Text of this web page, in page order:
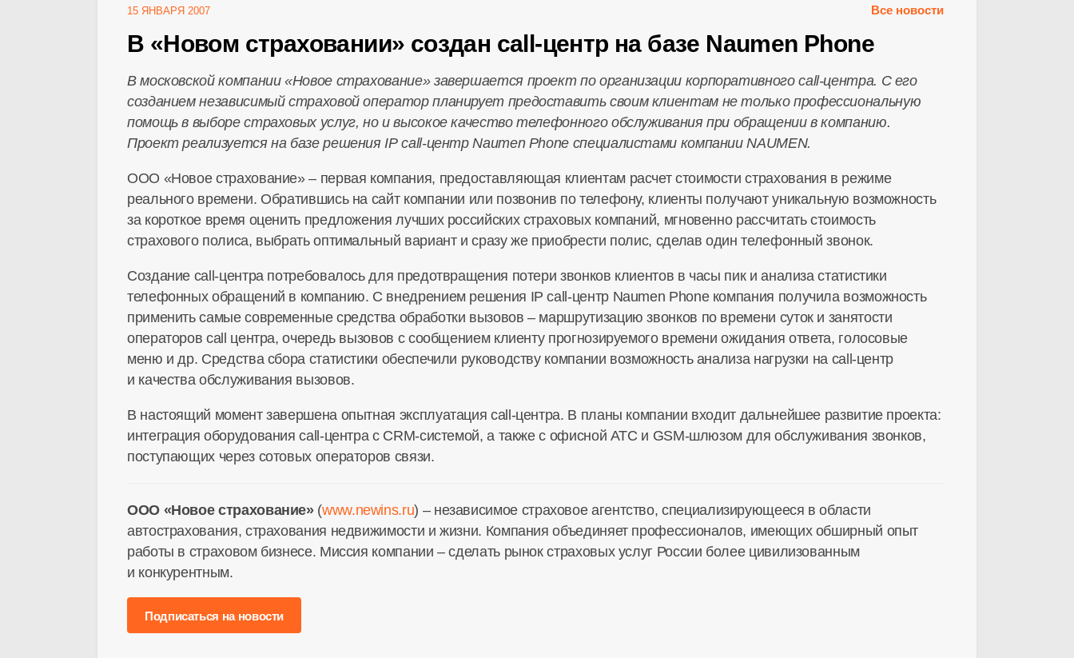
Все новости
15 ЯНВАРЯ 2007
В «Новом страховании» создан call-центр на базе Naumen Phone
В московской компании «Новое страхование» завершается проект по организации корпоративного call-центра. С его
созданием независимый страховой оператор планирует предоставить своим клиентам не только профессиональную
помощь в выборе страховых услуг, но и высокое качество телефонного обслуживания при обращении в компанию.
Проект реализуется на базе решения IP call-центр Naumen Phone специалистами компании NAUMEN.
ООО «Новое страхование» – первая компания, предоставляющая клиентам расчет стоимости страхования в режиме
реального времени. Обратившись на сайт компании или позвонив по телефону, клиенты получают уникальную возможность
за короткое время оценить предложения лучших российских страховых компаний, мгновенно рассчитать стоимость
страхового полиса, выбрать оптимальный вариант и сразу же приобрести полис, сделав один телефонный звонок.
Создание call-центра потребовалось для предотвращения потери звонков клиентов в часы пик и анализа статистики
телефонных обращений в компанию. С внедрением решения IP call-центр Naumen Phone компания получила возможность
применить самые современные средства обработки вызовов – маршрутизацию звонков по времени суток и занятости
операторов call центра, очередь вызовов с сообщением клиенту прогнозируемого времени ожидания ответа, голосовые
меню и др. Средства сбора статистики обеспечили руководству компании возможность анализа нагрузки на call-центр
и качества обслуживания вызовов.
В настоящий момент завершена опытная эксплуатация call-центра. В планы компании входит дальнейшее развитие проекта:
интеграция оборудования call-центра с CRM-системой, а также с офисной АТС и GSM-шлюзом для обслуживания звонков,
поступающих через сотовых операторов связи.
ООО «Новое страхование»(www.newins.ru) – независимое страховое агентство, специализирующееся в области
автострахования, страхования недвижимости и жизни. Компания объединяет профессионалов, имеющих обширный опыт
работы в страховом бизнесе. Миссия компании – сделать рынок страховых услуг России более цивилизованным
и конкурентным.
Подписаться на новости